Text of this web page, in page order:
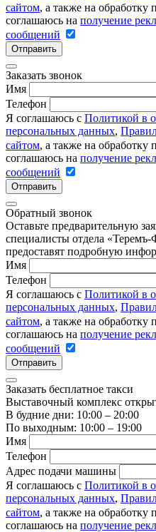
сайтом, а также на
соглашаюсь на получение
сообщений
Отправить
Заказать звонок
Имя
Телефон
Я соглашаюсь с Политикой в
персональных данных,
сайтом, а также на
соглашаюсь на получение
сообщений
Отправить
Обратный звонок
Оставьте предварительную
специалисты отдела
предоставят подробную
Имя
Телефон
Я соглашаюсь с Политикой в
персональных данных,
сайтом, а также на
соглашаюсь на получение
сообщений
Отправить
Заказать бесплатное такси
Выставочный комплекс
В будние дни: 10:00 – 20:00
По выходным: 10:00 – 19:00
Имя
Телефон
Адрес подачи машины
Я соглашаюсь с Политикой в
персональных данных,
сайтом, а также на
соглашаюсь на получение